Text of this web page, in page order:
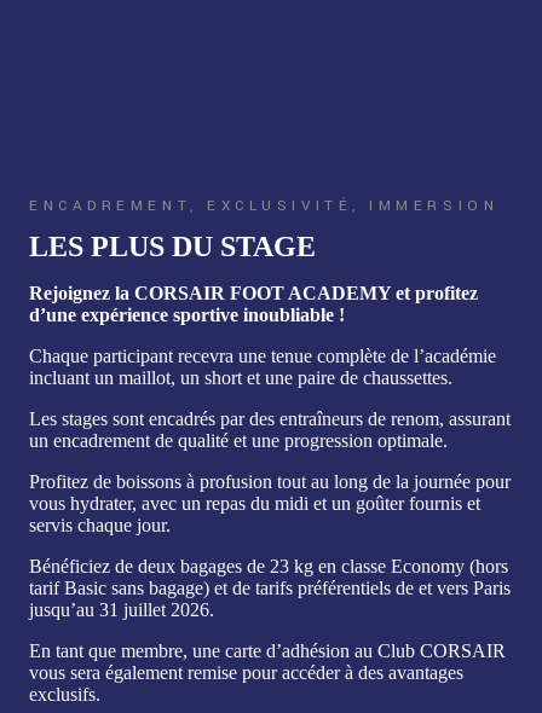
ENCADREMENT, EXCLUSIVITÉ, IMMERSION
LES PLUS DU STAGE
Rejoignez la CORSAIR FOOT ACADEMY et profitez
d’une expérience sportive inoubliable !
Chaque participant recevra une tenue complète de l’académie
incluant un maillot, un short et une paire de chaussettes.
Les stages sont encadrés par des entraîneurs de renom, assurant
un encadrement de qualité et une progression optimale.
Profitez de boissons à profusion tout au long de la journée pour
vous hydrater, avec un repas du midi et un goûter fournis et
servis chaque jour.
Bénéficiez de deux bagages de 23 kg en classe Economy (hors
tarif Basic sans bagage) et de tarifs préférentiels de et vers Paris
jusqu’au 31 juillet 2026.
En tant que membre, une carte d’adhésion au Club CORSAIR
vous sera également remise pour accéder à des avantages
exclusifs.